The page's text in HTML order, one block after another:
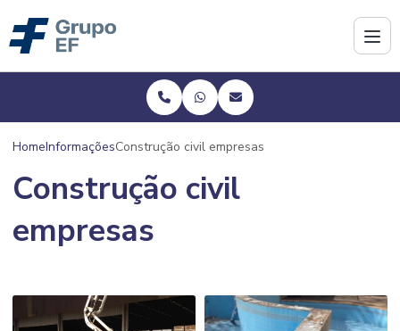
HomeInformaçõesConstrução civil empresas
Construção civil
empresas